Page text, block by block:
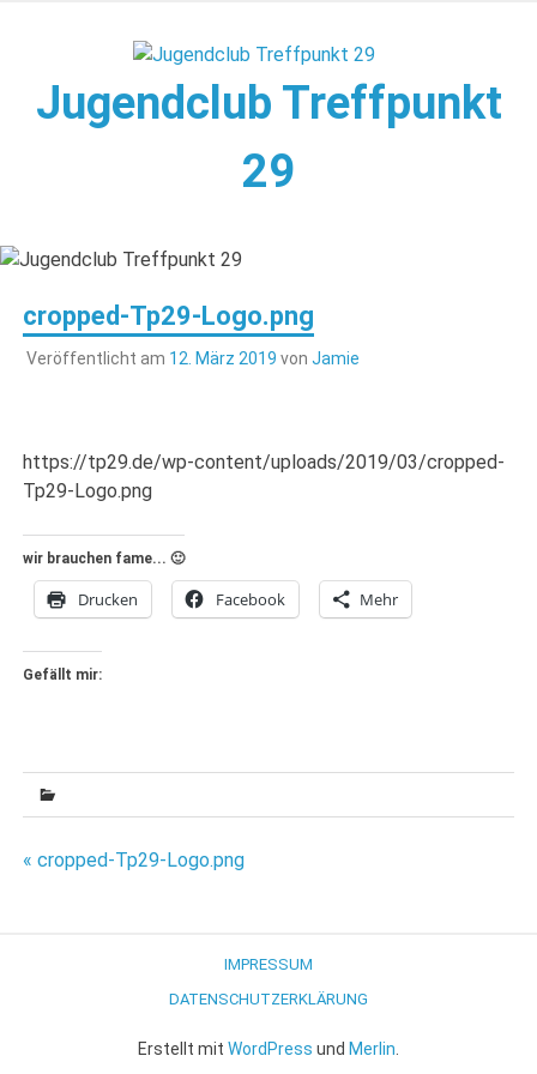
Jugendclub Treffpunkt
29
cropped-Tp29-Logo.png
Veröffentlicht am 12. März 2019 von Jamie
https://tp29.de/wp-content/uploads/2019/03/cropped-
Tp29-Logo.png
wir brauchen fame... 🙂
Drucken Facebook Mehr
Gefällt mir:
Beitragsnavigation
« cropped-Tp29-Logo.png
IMPRESSUM
DATENSCHUTZERKLÄRUNG
Erstellt mit WordPress und Merlin.